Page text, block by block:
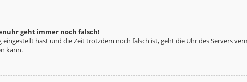
geht immer noch falsch!
hast und die Zeit trotzdem noch falsch ist, geht die Uhr des Servers
kann.